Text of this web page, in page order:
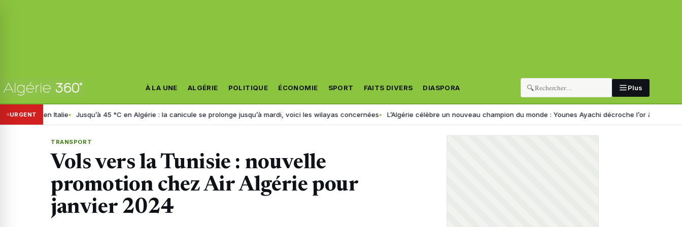
À LA UNE ALGÉRIE POLITIQUE ÉCONOMIE SPORT FAITS DIVERS DIASPORA 🔍 Plus
URGENT
Italie Jusqu’à 45 °C en Algérie : la canicule se prolonge jusqu’à mardi, voici les wilayas concernées L’Algérie célèbre un nouveau champion du monde : Younes Ayachi décroche l’or à Eugene Corruption :
TRANSPORT
Vols vers la Tunisie : nouvelle
promotion chez Air Algérie pour
janvier 2024